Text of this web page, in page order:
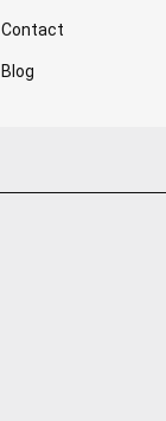
Contact
Blog